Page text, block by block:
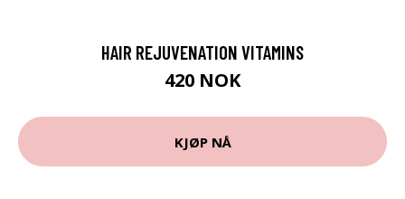
HAIR REJUVENATION VITAMINS
420 NOK
KJØP NÅ